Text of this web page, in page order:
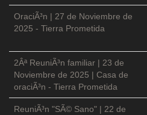
OraciÃ³n | 27 de Noviembre de
2025 - Tierra Prometida
2Âª ReuniÃ³n familiar | 23 de
Noviembre de 2025 | Casa de
oraciÃ³n - Tierra Prometida
ReuniÃ³n "SÃ© Sano" | 22 de